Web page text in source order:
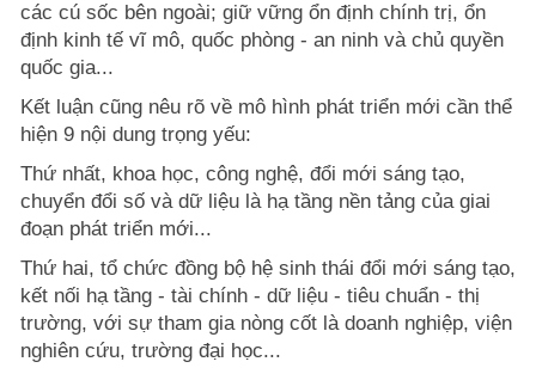
các cú sốc bên ngoài; giữ vững ổn định chính trị, ổn
định kinh tế vĩ mô, quốc phòng - an ninh và chủ quyền
quốc gia...
Kết luận cũng nêu rõ về mô hình phát triển mới cần thể
hiện 9 nội dung trọng yếu:
Thứ nhất, khoa học, công nghệ, đổi mới sáng tạo,
chuyển đổi số và dữ liệu là hạ tầng nền tảng của giai
đoạn phát triển mới...
Thứ hai, tổ chức đồng bộ hệ sinh thái đổi mới sáng tạo,
kết nối hạ tầng - tài chính - dữ liệu - tiêu chuẩn - thị
trường, với sự tham gia nòng cốt là doanh nghiệp, viện
nghiên cứu, trường đại học...